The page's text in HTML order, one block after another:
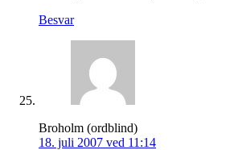
Besvar
Broholm (ordblind)
18. juli 2007 ved 11:14